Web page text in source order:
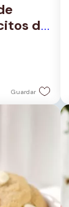
de
Guardar